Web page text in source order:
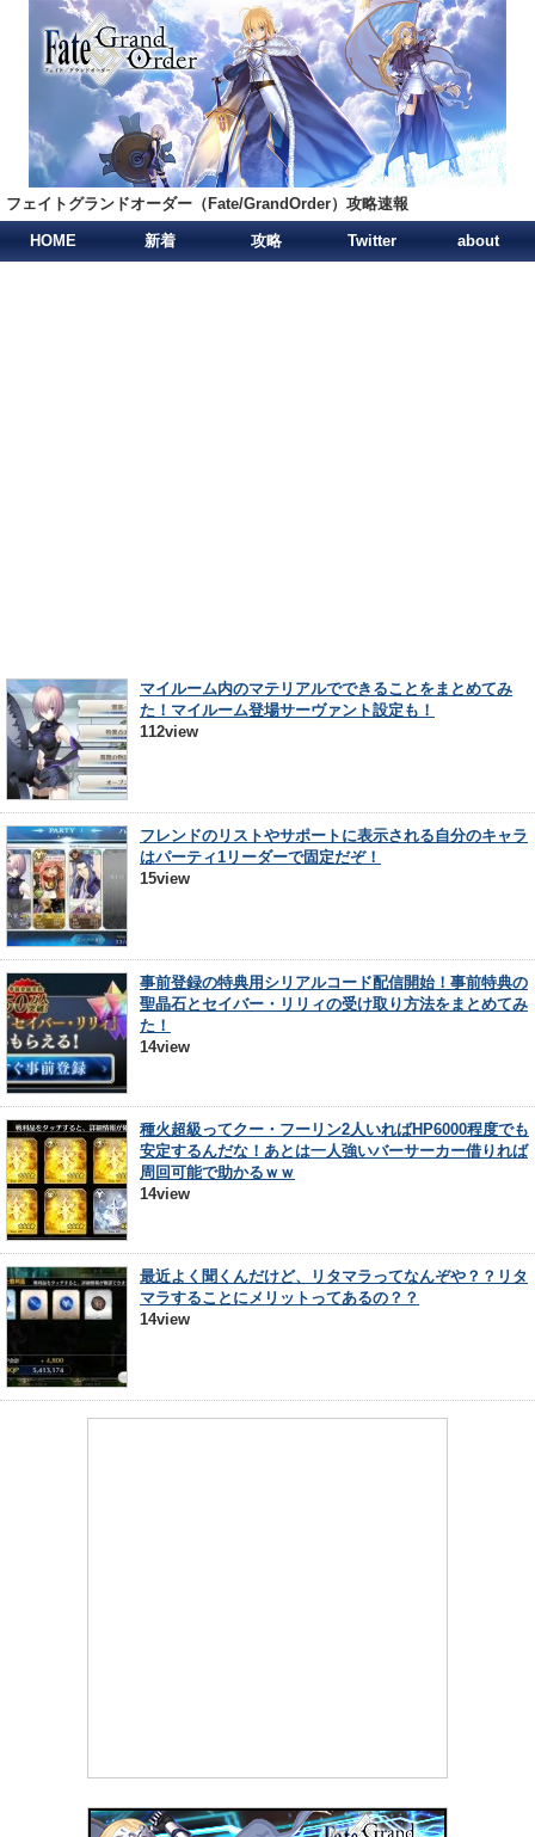
フェイトグランドオーダー（Fate/GrandOrder）攻略速報
HOME 新着 攻略 Twitter about
マイルーム内のマテリアルでできることをまとめてみ
た！マイルーム登場サーヴァント設定も！
112view
フレンドのリストやサポートに表示される自分のキャラ
はパーティ1リーダーで固定だぞ！
15view
事前登録の特典用シリアルコード配信開始！事前特典の
聖晶石とセイバー・リリィの受け取り方法をまとめてみ
た！
14view
種火超級ってクー・フーリン2人いればHP6000程度でも
安定するんだな！あとは一人強いバーサーカー借りれば
周回可能で助かるｗｗ
14view
最近よく聞くんだけど、リタマラってなんぞや？？リタ
マラすることにメリットってあるの？？
14view